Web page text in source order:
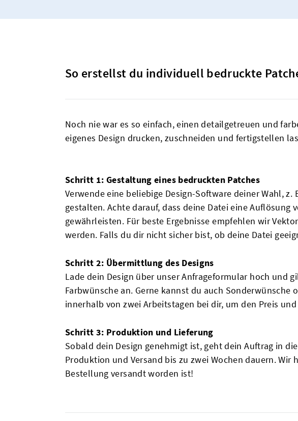
So erstellst du individuell bedruckte
Noch nie war es so einfach, einen detailgetreuen und
eigenes Design drucken, zuschneiden und fertigstellen
Schritt 1: Gestaltung eines bedruckten Patches
Verwende eine beliebige Design-Software deiner Wahl,
gestalten. Achte darauf, dass deine Datei eine
gewährleisten. Für beste Ergebnisse empfehlen wir
werden. Falls du dir nicht sicher bist, ob deine Datei
Schritt 2: Übermittlung des Designs
Lade dein Design über unser Anfrageformular hoch und
Farbwünsche an. Gerne kannst du auch
innerhalb von zwei Arbeitstagen bei dir, um den Preis
Schritt 3: Produktion und Lieferung
Sobald dein Design genehmigt ist, geht dein Auftrag in
Produktion und Versand bis zu zwei Wochen dauern.
Bestellung versandt worden ist!